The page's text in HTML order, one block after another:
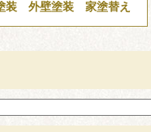
装 外壁塗装 家塗替え